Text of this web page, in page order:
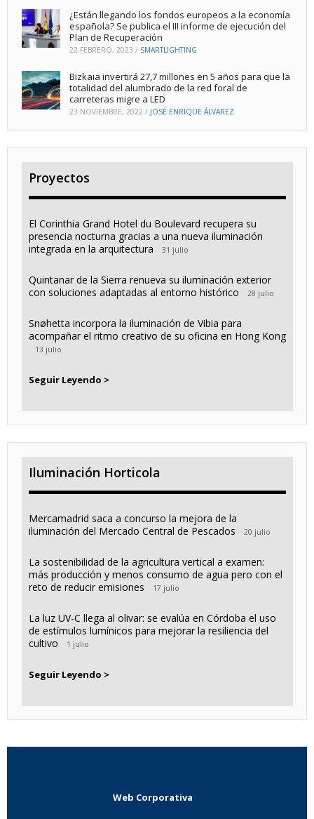
¿Están llegando los fondos europeos a la economía
española? Se publica el III informe de ejecución del
Plan de Recuperación
22 FEBRERO, 2023 / SMARTLIGHTING
Bizkaia invertirá 27,7 millones en 5 años para que la
totalidad del alumbrado de la red foral de
carreteras migre a LED
23 NOVIEMBRE, 2022 / JOSÉ ENRIQUE ÁLVAREZ
Proyectos
El Corinthia Grand Hotel du Boulevard recupera su
presencia nocturna gracias a una nueva iluminación
integrada en la arquitectura
31 julio
Quintanar de la Sierra renueva su iluminación exterior
con soluciones adaptadas al entorno histórico
28 julio
Snøhetta incorpora la iluminación de Vibia para
acompañar el ritmo creativo de su oficina en Hong Kong
13 julio
Seguir Leyendo >
Iluminación Horticola
Mercamadrid saca a concurso la mejora de la
iluminación del Mercado Central de Pescados
20 julio
La sostenibilidad de la agricultura vertical a examen:
más producción y menos consumo de agua pero con el
reto de reducir emisiones
17 julio
La luz UV-C llega al olivar: se evalúa en Córdoba el uso
de estímulos lumínicos para mejorar la resiliencia del
cultivo
1 julio
Seguir Leyendo >
Web Corporativa